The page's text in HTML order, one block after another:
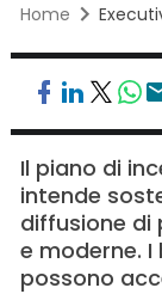
Home
Il piano di
intende
diffusione di
e moderne. I
possono